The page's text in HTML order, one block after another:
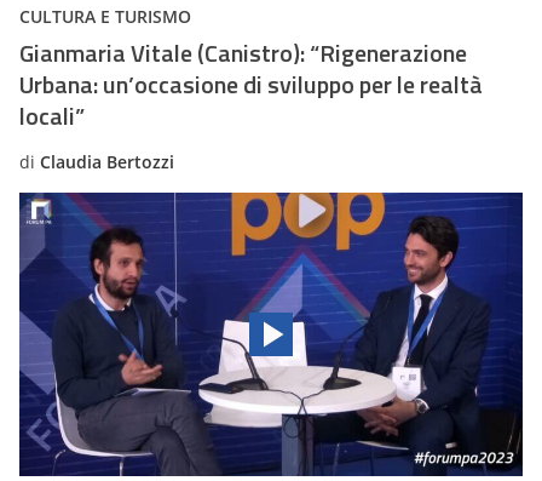
CULTURA E TURISMO
Gianmaria Vitale (Canistro): “Rigenerazione
Urbana: un’occasione di sviluppo per le realtà
locali”
di Claudia Bertozzi